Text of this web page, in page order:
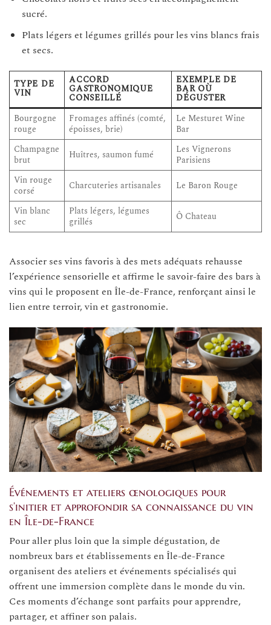
sucré.
Plats légers et légumes grillés pour les vins blancs frais
et secs.
TYPE DE
VIN
ACCORD
GASTRONOMIQUE
CONSEILLÉ
EXEMPLE DE
BAR OÙ
DÉGUSTER
Bourgogne
rouge
Fromages affinés (comté,
époisses, brie)
Le Mesturet Wine
Bar
Champagne
brut
Huîtres, saumon fumé
Les Vignerons
Parisiens
Vin rouge
corsé
Charcuteries artisanales
Le Baron Rouge
Vin blanc
sec
Plats légers, légumes
grillés
Ô Chateau
Associer ses vins favoris à des mets adéquats rehausse
l’expérience sensorielle et affirme le savoir-faire des bars à
vins qui le proposent en Île-de-France, renforçant ainsi le
lien entre terroir, vin et gastronomie.
Événements et ateliers œnologiques pour
s’initier et approfondir sa connaissance du vin
en Île-de-France
Pour aller plus loin que la simple dégustation, de
nombreux bars et établissements en Île-de-France
organisent des ateliers et événements spécialisés qui
offrent une immersion complète dans le monde du vin.
Ces moments d’échange sont parfaits pour apprendre,
partager, et affiner son palais.